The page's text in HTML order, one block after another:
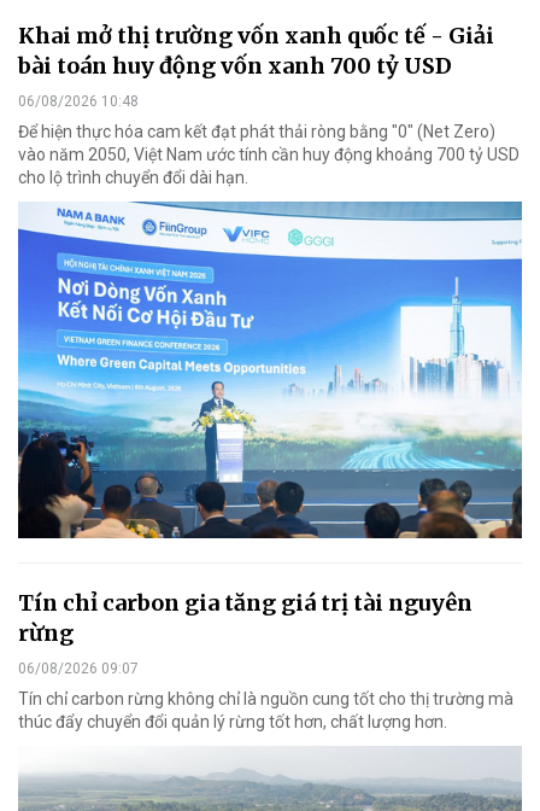
Khai mở thị trường vốn xanh quốc tế - Giải
bài toán huy động vốn xanh 700 tỷ USD
06/08/2026 10:48
Để hiện thực hóa cam kết đạt phát thải ròng bằng "0" (Net Zero)
vào năm 2050, Việt Nam ước tính cần huy động khoảng 700 tỷ USD
cho lộ trình chuyển đổi dài hạn.
Tín chỉ carbon gia tăng giá trị tài nguyên
rừng
06/08/2026 09:07
Tín chỉ carbon rừng không chỉ là nguồn cung tốt cho thị trường mà
thúc đẩy chuyển đổi quản lý rừng tốt hơn, chất lượng hơn.